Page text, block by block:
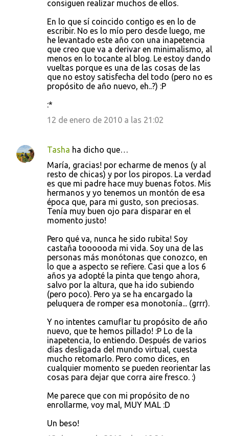
consiguen realizar muchos de ellos.
En lo que sí coincido contigo es en lo de
escribir. No es lo mío pero desde luego, me
he levantado este año con una inapetencia
que creo que va a derivar en minimalismo, al
menos en lo tocante al blog. Le estoy dando
vueltas porque es una de las cosas de las
que no estoy satisfecha del todo (pero no es
propósito de año nuevo, eh..?) :P
:*
12 de enero de 2010 a las 21:02
Tasha ha dicho que…
María, gracias! por echarme de menos (y al
resto de chicas) y por los piropos. La verdad
es que mi padre hace muy buenas fotos. Mis
hermanos y yo tenemos un montón de esa
época que, para mi gusto, son preciosas.
Tenía muy buen ojo para disparar en el
momento justo!
Pero qué va, nunca he sido rubita! Soy
castaña toooooda mi vida. Soy una de las
personas más monótonas que conozco, en
lo que a aspecto se refiere. Casi que a los 6
años ya adopté la pinta que tengo ahora,
salvo por la altura, que ha ido subiendo
(pero poco). Pero ya se ha encargado la
peluquera de romper esa monotonía... (grrr).
Y no intentes camuflar tu propósito de año
nuevo, que te hemos pillado! :P Lo de la
inapetencia, lo entiendo. Después de varios
días desligada del mundo virtual, cuesta
mucho retomarlo. Pero como dices, en
cualquier momento se pueden reorientar las
cosas para dejar que corra aire fresco. :)
Me parece que con mi propósito de no
enrollarme, voy mal, MUY MAL :D
Un beso!